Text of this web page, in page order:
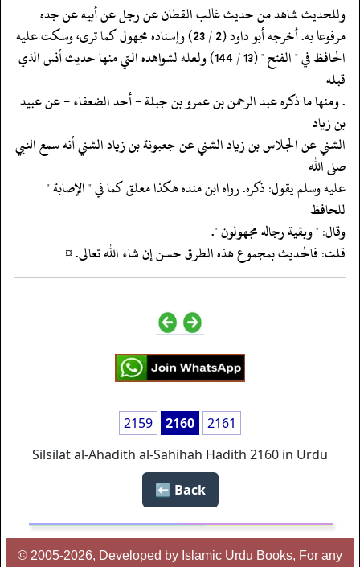
‏‏‏‏وللحديث شاهد من حديث غالب القطان عن رجل عن أبيه عن جده
‏‏‏‏مرفوعا به. أخرجه أبو داود (2 / 23) وإسناده مجهول كما ترى، وسكت عليه
‏‏‏‏الحافظ في " الفتح " (13 / 144) ولعله لشواهده التي منها حديث أنس الذي
قبله
‏‏‏‏. ومنها ما ذكره عبد الرحمن بن عمرو بن جبلة - أحد الضعفاء - عن عبيد
بن زياد
‏‏‏‏الشني عن الجلاس بن زياد الشني عن جعبونة بن زياد الشني أنه سمع النبي
صلى الله
‏‏‏‏عليه وسلم يقول: ذكره. رواه ابن منده هكذا معلق كما في " الإصابة "
للحافظ
‏‏‏‏وقال: " وبقية رجاله مجهولون ".
‏‏‏‏قلت: فالحديث بمجموع هذه الطرق حسن إن شاء الله تعالى. ¤
2159 2160
2161
Silsilat al-Ahadith al-Sahihah Hadith 2160 in Urdu
Back ⬅️
© 2005-2026, Developed by Islamic Urdu Books, For any